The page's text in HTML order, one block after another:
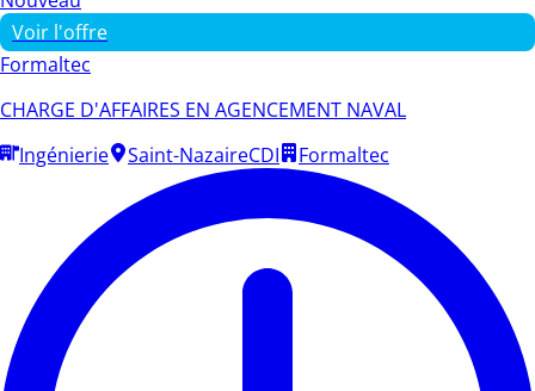
Voir l'offre
Formaltec
CHARGE D'AFFAIRES EN AGENCEMENT NAVAL
Ingénierie
Saint-NazaireCDI Formaltec